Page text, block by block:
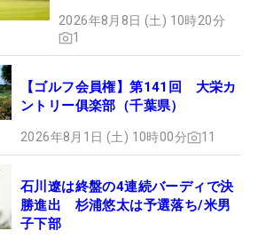
2026年8月8日 (土) 10時20分
1
【ゴルフ会員権】第141回 大栄カ
ントリー俱楽部（千葉県）
2026年8月1日 (土) 10時00分 11
石川遼は終盤の4連続バーディで決
勝進出 杉浦悠太は予選落ち/米男
子下部